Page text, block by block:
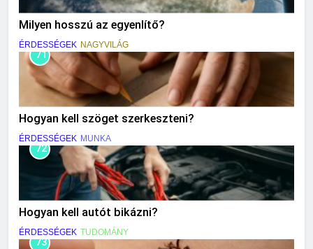
Milyen hosszú az egyenlítő?
ÉRDESSÉGEK NAGYVILÁG
71
Hogyan kell szöget szerkeszteni?
ÉRDESSÉGEK MUNKA
72
Hogyan kell autót bikázni?
ÉRDESSÉGEK TUDOMÁNY
73